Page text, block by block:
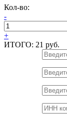
Кол-во:
-
+
ИТОГО: 21 руб.